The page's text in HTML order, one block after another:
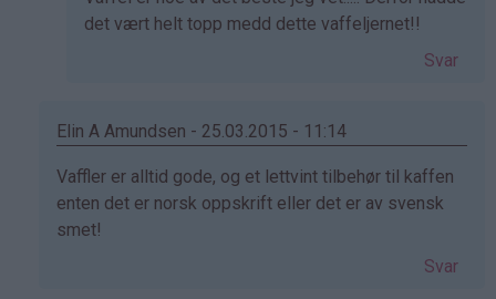
svar
Blikfeldt
bekreftet)
det vært helt topp medd dette vaffeljernet!!
Svar
Elin A Amundsen - 25.03.2015 - 11:14
Som
svar
på
Vaffler er alltid gode, og et lettvint tilbehør til kaffen
enten det er norsk oppskrift eller det er av svensk
smet!
Svar